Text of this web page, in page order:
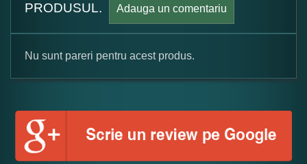
PRODUSUL.
Adauga un comentariu
Formular pareri client
Numele dumneavoastra:
Nu sunt pareri pentru acest produs.